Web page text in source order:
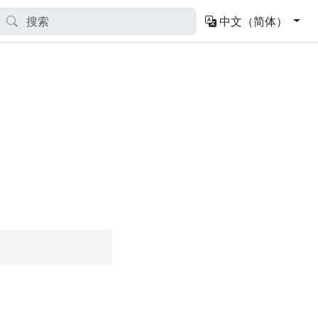
中文（简体）